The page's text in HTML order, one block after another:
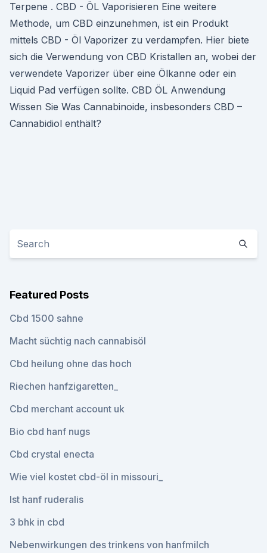
Terpene . CBD - ÖL Vaporisieren Eine weitere
Methode, um CBD einzunehmen, ist ein Produkt
mittels CBD - Öl Vaporizer zu verdampfen. Hier biete
sich die Verwendung von CBD Kristallen an, wobei der
verwendete Vaporizer über eine Ölkanne oder ein
Liquid Pad verfügen sollte. CBD ÖL Anwendung
Wissen Sie Was Cannabinoide, insbesonders CBD –
Cannabidiol enthält?
Featured Posts
Cbd 1500 sahne
Macht süchtig nach cannabisöl
Cbd heilung ohne das hoch
Riechen hanfzigaretten_
Cbd merchant account uk
Bio cbd hanf nugs
Cbd crystal enecta
Wie viel kostet cbd-öl in missouri_
Ist hanf ruderalis
3 bhk in cbd
Nebenwirkungen des trinkens von hanfmilch